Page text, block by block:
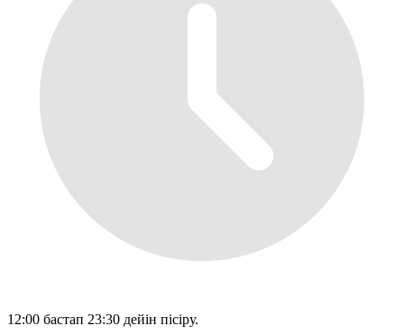
12:00 бастап 23:30 дейін пісіру.